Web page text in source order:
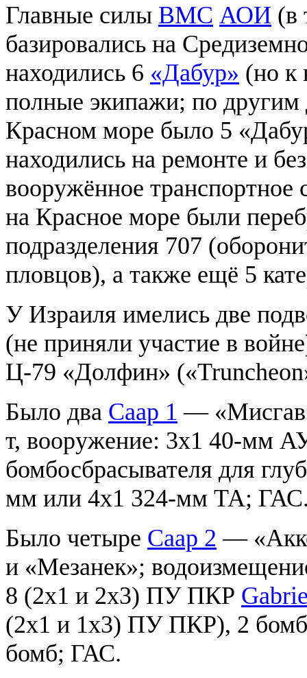
Главные силы ВМС АОИ (в
базировались на
находились 6 «Дабур» (но к
полные экипажи; по
Красном море было 5
находились на ремонте и
вооружённое
на Красное море были
подразделения 707
пловцов), а также ещё 5
У Израиля имелись две
(не приняли участие в
Ц-79 «Долфин»
Было два Саар 1 —
т, вооружение: 3х1 40-мм
бомбосбрасывателя для
мм или 4х1 324-мм ТА;
Было четыре Саар 2 —
и «Мезанек»;
8 (2х1 и 2х3) ПУ ПКР
(2х1 и 1х3) ПУ ПКР), 2
бомб; ГАС.